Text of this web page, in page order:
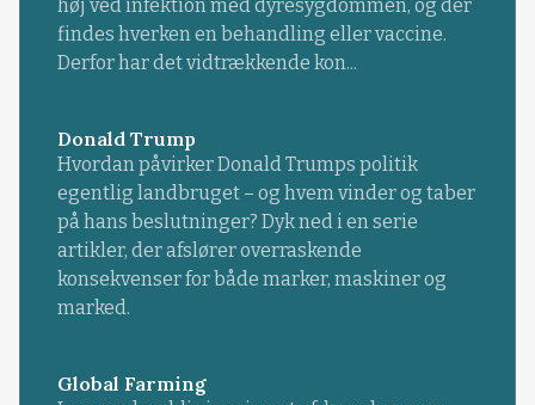
høj ved infektion med dyresygdommen, og der
findes hverken en behandling eller vaccine.
Derfor har det vidtrækkende kon...
Donald Trump
Hvordan påvirker Donald Trumps politik
egentlig landbruget – og hvem vinder og taber
på hans beslutninger? Dyk ned i en serie
artikler, der afslører overraskende
konsekvenser for både marker, maskiner og
marked.
Global Farming